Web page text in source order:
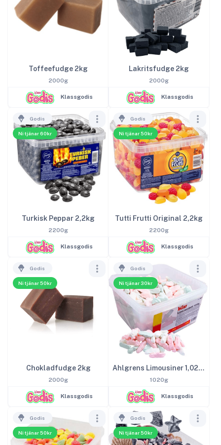
Toffeefudge 2kg
2000g
Klassgodis
Lakritsfudge 2kg
2000g
Klassgodis
Ni tjänar 60kr
Godis
Turkisk Peppar 2,2kg
2200g
Klassgodis
Ni tjänar 50kr
Godis
Tutti Frutti Original 2,2kg
2200g
Klassgodis
Ni tjänar 50kr
Godis
Chokladfudge 2kg
2000g
Klassgodis
Ni tjänar 30kr
Godis
Ahlgrens Limousiner 1,02kg
1020g
Klassgodis
Ni tjänar 50kr
Godis
Ni tjänar 50kr
Godis